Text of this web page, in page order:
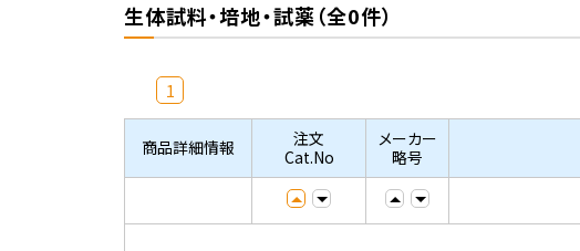
生体試料・培地・試薬（全0件）
1
商品詳細情報
注文
Cat.No
メーカー
略号